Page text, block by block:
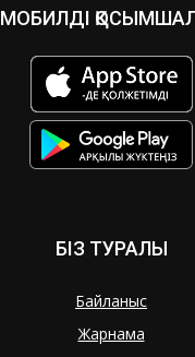
МОБИЛДІ
БІЗ ТУРАЛЫ
Байланыс
Жарнама